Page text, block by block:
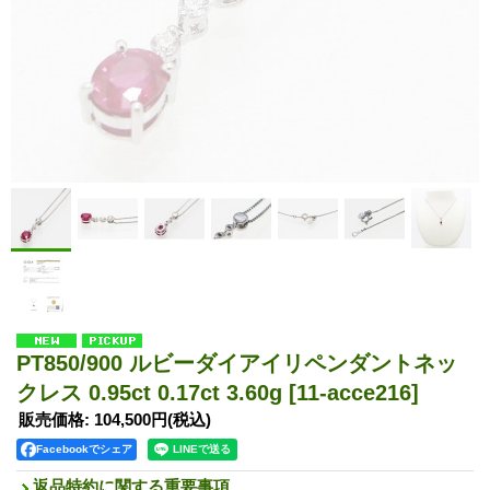
PT850/900 ルビーダイアイリペンダントネッ
クレス 0.95ct 0.17ct 3.60g [11-acce216]
販売価格: 104,500円(税込)
Facebookでシェア
返品特約に関する重要事項